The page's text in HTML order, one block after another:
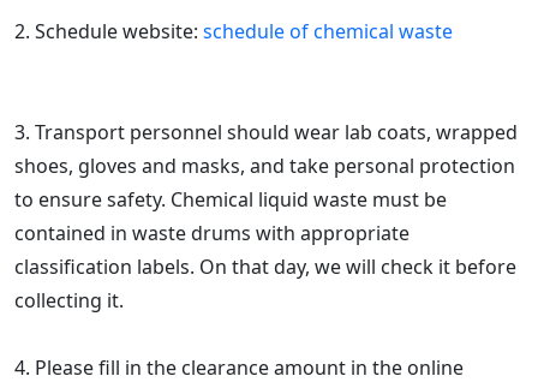
2. Schedule website: schedule of chemical waste
3. Transport personnel should wear lab coats, wrapped
shoes, gloves and masks, and take personal protection
to ensure safety. Chemical liquid waste must be
contained in waste drums with appropriate
classification labels. On that day, we will check it before
collecting it.
4. Please fill in the clearance amount in the online